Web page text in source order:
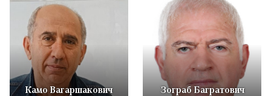
Камо Вагаршакович
Зограб Багратович